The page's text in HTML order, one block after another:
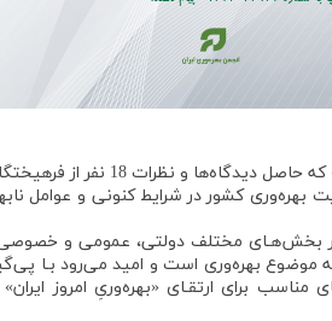
به گزارش روابط عمومی انجمن بهره‌وری ایران، کتاب
کشور در شرایط کنونی و عوامل
در بخش‌هـای مختلف دولتی، عمومی و
موضوع بهره‌وری است و امید می‌رود بـا
مناسب برای ارتقـای «بهره‌وریِ امروز